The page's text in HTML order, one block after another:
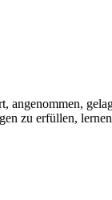
zu erfüllen,